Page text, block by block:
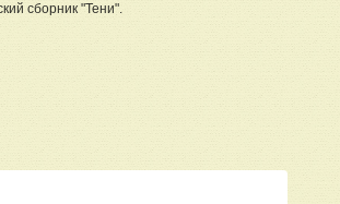
сборник "Тени".